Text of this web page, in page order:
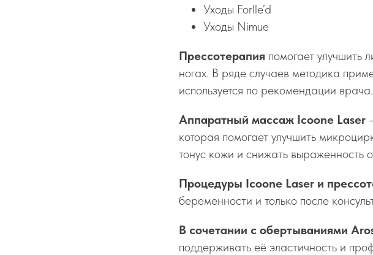
Уходы Forlle’d
Уходы Nimue
Прессотерапия помогает улучшить
ногах. В ряде случаев методика
используется по рекомендации врача.
Аппаратный массаж Icoone Laser
которая помогает улучшить
тонус кожи и снижать выраженность
Процедуры Icoone Laser и
беременности и только после
В сочетании с обертываниями
поддерживать её эластичность и